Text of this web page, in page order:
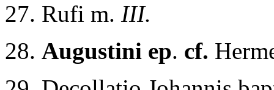
27. Rufi m. III.
28. Augustini ep. cf.